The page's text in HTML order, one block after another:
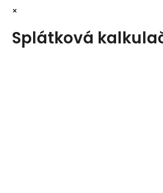
×
Splátková